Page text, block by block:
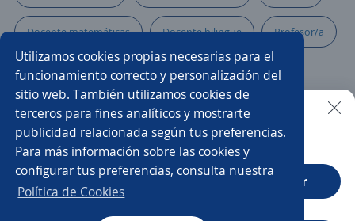
Utilizamos cookies propias necesarias para el
funcionamiento correcto y personalización del
sitio web. También utilizamos cookies de
terceros para fines analíticos y mostrarte
publicidad relacionada según tus preferencias.
Para más información sobre las cookies y
configurar tus preferencias, consulta nuestra
Política de Cookies
Docente matemáticas Docente bilingüe Profesor/a
Docente virtual Orientador/a de sala
Docente de matemáticas y física
Docente en ciencias sociales Bachilleres
Docente licenciatura
Buscar es más fácil en la app
CT App Abrir